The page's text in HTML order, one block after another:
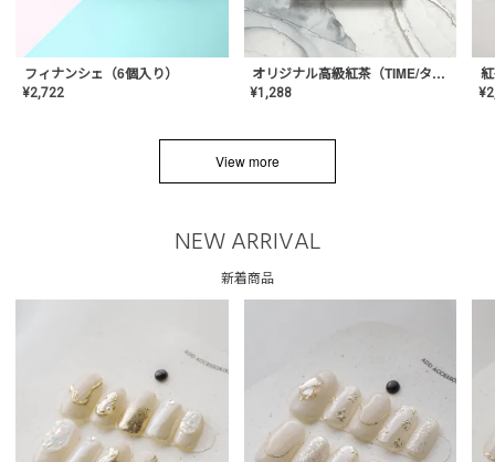
フィナンシェ（6個入り）
¥2,722
オリジナル高級紅茶（TIME/タイム）【ギフト/プチギフト/プレゼント/内祝い/結婚式/オリジナル配合/高品質/ハーブティー/茶葉/記念日/お返し/手土産/美容/おしゃれ】
¥1,288 ¥
View more
NEW ARRIVAL
新着商品